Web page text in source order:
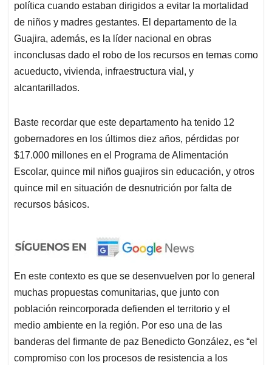
política cuando estaban dirigidos a evitar la mortalidad
de niños y madres gestantes. El departamento de la
Guajira, además, es la líder nacional en obras
inconclusas dado el robo de los recursos en temas como
acueducto, vivienda, infraestructura vial, y
alcantarillados.
Baste recordar que este departamento ha tenido 12
gobernadores en los últimos diez años, pérdidas por
$17.000 millones en el Programa de Alimentación
Escolar, quince mil niños guajiros sin educación, y otros
quince mil en situación de desnutrición por falta de
recursos básicos.
En este contexto es que se desenvuelven por lo general
muchas propuestas comunitarias, que junto con
población reincorporada defienden el territorio y el
medio ambiente en la región. Por eso una de las
banderas del firmante de paz Benedicto González, es “el
compromiso con los procesos de resistencia a los